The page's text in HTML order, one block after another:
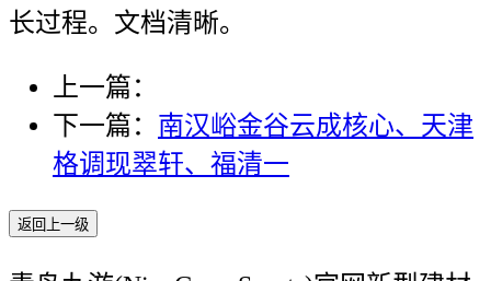
长过程。文档清晰。
上一篇：
下一篇： 南汉峪金谷云成核心、天津
格调现翠轩、福清一
返回上一级